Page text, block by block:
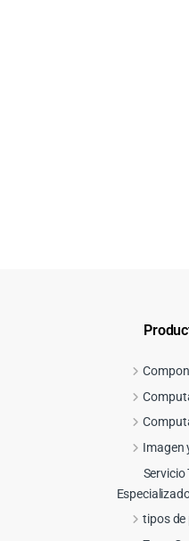
Imagen
Servicio
tipos de